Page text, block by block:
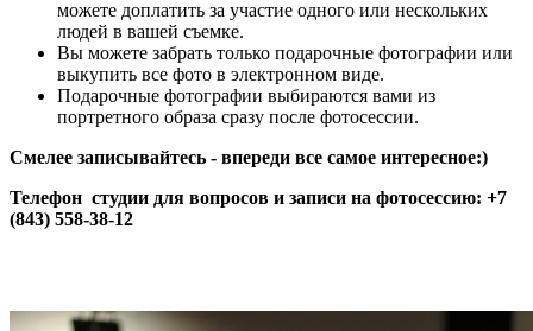
можете доплатить за участие одного или нескольких
людей в вашей съемке.
Вы можете забрать только подарочные фотографии или
выкупить все фото в электронном виде.
Подарочные фотографии выбираются вами из
портретного образа сразу после фотосессии.
Смелее записывайтесь - впереди все самое интересное:)
Телефон студии для вопросов и записи на фотосессию: +7
(843) 558-38-12